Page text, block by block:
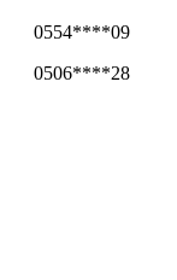
0554****09
0506****28